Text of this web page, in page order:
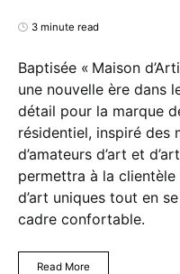
3 minute read
Baptisée « Maison
une nouvelle ère dans
détail pour la marque
résidentiel, inspiré des
d’amateurs d’art et
permettra à la
d’art uniques tout en
cadre confortable.
Read More